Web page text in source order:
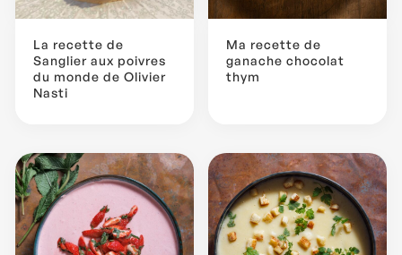
La recette de
Sanglier aux poivres
du monde de Olivier
Nasti
Ma recette de
ganache chocolat
thym